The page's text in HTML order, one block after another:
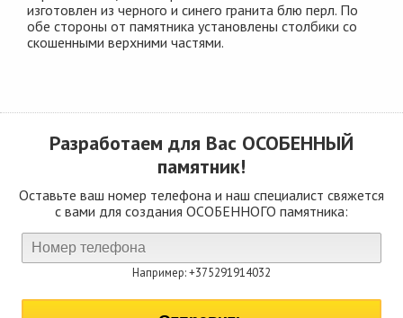
изготовлен из черного и синего гранита блю перл. По
обе стороны от памятника установлены столбики со
скошенными верхними частями.
Разработаем для Вас ОСОБЕННЫЙ
памятник!
Оставьте ваш номер телефона и наш специалист свяжется
с вами для создания ОСОБЕННОГО памятника:
Например: +375291914032